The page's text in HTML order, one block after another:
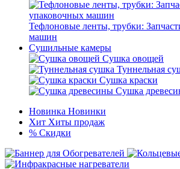
Тефлоновые ленты, трубки:
машин
Сушильные камеры
Сушка овощей
Туннельная
Сушка краски
Сушка
Новинка Новинки
Хит Хиты продаж
% Скидки